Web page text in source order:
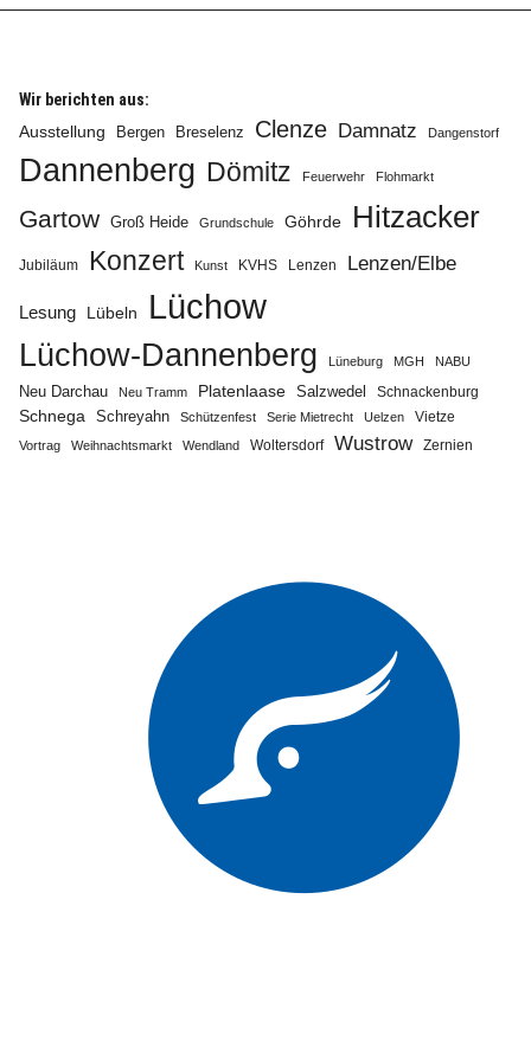
Wir berichten aus:
Ausstellung
Bergen Breselenz Clenze Damnatz Dangenstorf
Dannenberg Dömitz Feuerwehr Flohmarkt
Gartow Groß Heide Grundschule Göhrde Hitzacker
Jubiläum Konzert Kunst KVHS Lenzen Lenzen/Elbe
Lesung Lübeln Lüchow
Lüchow-Dannenberg Lüneburg MGH NABU
Neu Darchau Neu Tramm Platenlaase Salzwedel Schnackenburg
Schnega Schreyahn Schützenfest Serie Mietrecht Uelzen Vietze
Vortrag Weihnachtsmarkt Wendland Woltersdorf Wustrow Zernien